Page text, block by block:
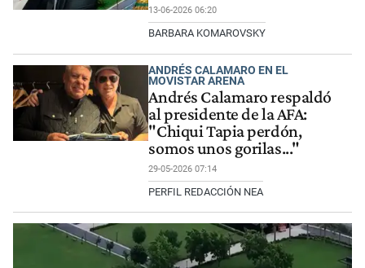
13-06-2026 06:20
BARBARA KOMAROVSKY
ANDRÉS CALAMARO EN EL
MOVISTAR ARENA
Andrés Calamaro respaldó
al presidente de la AFA:
"Chiqui Tapia perdón,
somos unos gorilas..."
29-05-2026 07:14
PERFIL REDACCIÓN NEA